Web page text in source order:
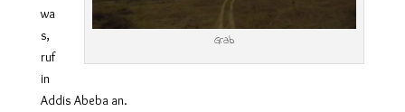
Grab
wa
s,
ruf
in
Addis Abeba an.